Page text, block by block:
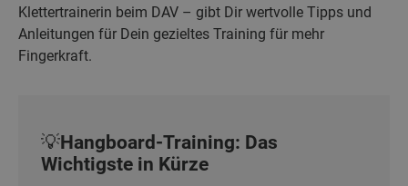
Klettertrainerin beim DAV – gibt Dir wertvolle Tipps und
Anleitungen für Dein gezieltes Training für mehr
Fingerkraft.
💡Hangboard-Training: Das
Wichtigste in Kürze